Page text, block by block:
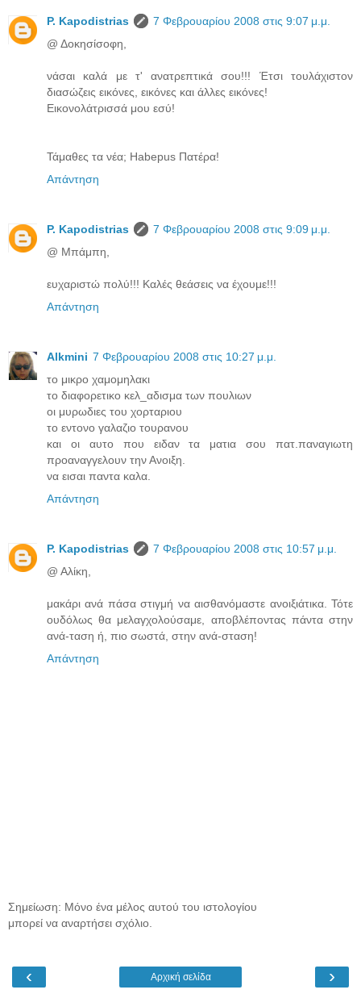
P. Kapodistrias
7 Φεβρουαρίου 2008 στις 9:07 μ.μ.
@ Δοκησίσοφη,
νάσαι καλά με τ' ανατρεπτικά σου!!! Έτσι τουλάχιστον
διασώζεις εικόνες, εικόνες και άλλες εικόνες!
Εικονολάτρισσά μου εσύ!
Τάμαθες τα νέα; Habepus Πατέρα!
Απάντηση
P. Kapodistrias
7 Φεβρουαρίου 2008 στις 9:09 μ.μ.
@ Μπάμπη,
ευχαριστώ πολύ!!! Καλές θεάσεις να έχουμε!!!
Απάντηση
Alkmini 7 Φεβρουαρίου 2008 στις 10:27 μ.μ.
το μικρο χαμομηλακι
το διαφορετικο κελ_αδισμα των πουλιων
οι μυρωδιες του χορταριου
το εντονο γαλαζιο τουρανου
και οι αυτο που ειδαν τα ματια σου πατ.παναγιωτη
προαναγγελουν την Ανοιξη.
να εισαι παντα καλα.
Απάντηση
P. Kapodistrias
7 Φεβρουαρίου 2008 στις 10:57 μ.μ.
@ Αλίκη,
μακάρι ανά πάσα στιγμή να αισθανόμαστε ανοιξιάτικα. Τότε
ουδόλως θα μελαγχολούσαμε, αποβλέποντας πάντα στην
ανά-ταση ή, πιο σωστά, στην ανά-σταση!
Απάντηση
Σημείωση: Μόνο ένα μέλος αυτού του ιστολογίου
μπορεί να αναρτήσει σχόλιο.
‹ ›
Αρχική σελίδα